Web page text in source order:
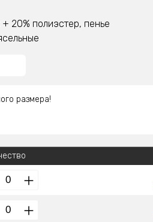
20% полиэстер, пенье
размера!